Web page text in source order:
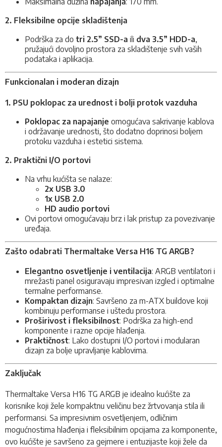
2. Fleksibilne opcije skladištenja
Podrška za do tri 2.5” SSD-a ili dva 3.5” HDD-a,
pružajući dovoljno prostora za skladištenje svih vaših
podataka i aplikacija.
Funkcionalan i moderan dizajn
1. PSU poklopac za urednost i bolji protok vazduha
Poklopac za napajanje omogućava sakrivanje kablova
i održavanje urednosti, što dodatno doprinosi boljem
protoku vazduha i estetici sistema.
2. Praktični I/O portovi
Na vrhu kućišta se nalaze:
2x USB 3.0
1x USB 2.0
HD audio portovi
Ovi portovi omogućavaju brz i lak pristup za povezivanje
uređaja.
Zašto odabrati Thermaltake Versa H16 TG ARGB?
Elegantno osvetljenje i ventilacija: ARGB ventilatori i
mrežasti panel osiguravaju impresivan izgled i optimalne
termalne performanse.
Kompaktan dizajn: Savršeno za m-ATX buildove koji
kombinuju performanse i uštedu prostora.
Proširivost i fleksibilnost: Podrška za high-end
komponente i razne opcije hlađenja.
Praktičnost: Lako dostupni I/O portovi i modularan
dizajn za bolje upravljanje kablovima.
Zaključak
Thermaltake Versa H16 TG ARGB je idealno kućište za
korisnike koji žele kompaktnu veličinu bez žrtvovanja stila ili
performansi. Sa impresivnim osvetljenjem, odličnim
mogućnostima hlađenja i fleksibilnim opcijama za komponente,
ovo kućište je savršeno za gejmere i entuzijaste koji žele da